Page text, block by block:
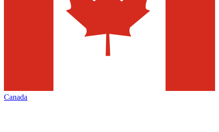
Canada